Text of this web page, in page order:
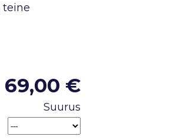
teine
69,00 €
Suurus